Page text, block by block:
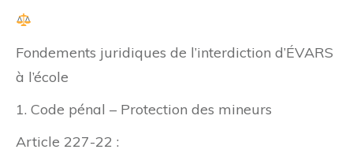
Fondements juridiques de l’interdiction d’ÉVARS
à l’école
1. Code pénal – Protection des mineurs
Article 227-22 :